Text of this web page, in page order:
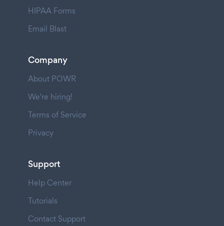
HIPAA Forms
Email Blast
Company
About POWR
We're hiring!
Terms of Service
Privacy
Support
Help Center
Tutorials
Contact Support